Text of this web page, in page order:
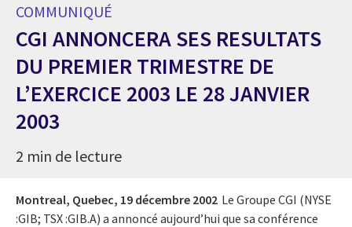
COMMUNIQUÉ
CGI ANNONCERA SES RESULTATS
DU PREMIER TRIMESTRE DE
L’EXERCICE 2003 LE 28 JANVIER
2003
2 min de lecture
Montreal, Quebec, 19 décembre 2002 Le Groupe CGI (NYSE
:GIB; TSX :GIB.A) a annoncé aujourd’hui que sa conférence